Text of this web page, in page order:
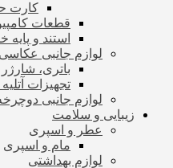
کارت
قطعات
استند و پایه
لوازم جانبی
باتری،
تجهیزات
لوازم جانبی
زیبایی و سلامت
عطر و اسپری
مام و اسپری
لوازم بهداشتی